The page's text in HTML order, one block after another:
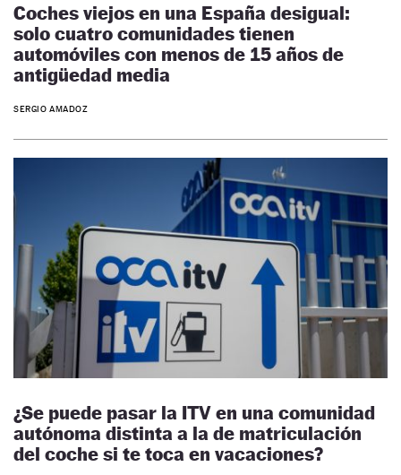
Coches viejos en una España desigual:
solo cuatro comunidades tienen
automóviles con menos de 15 años de
antigüedad media
SERGIO AMADOZ
¿Se puede pasar la ITV en una comunidad
autónoma distinta a la de matriculación
del coche si te toca en vacaciones?